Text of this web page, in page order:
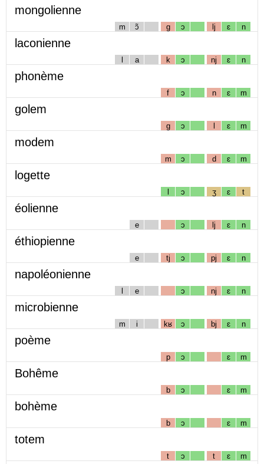
mongolienne
m ɔ̃ g ɔ lj ɛ n
laconienne
l a k ɔ nj ɛ n
phonème
f ɔ n ɛ m
golem
g ɔ l ɛ m
modem
m ɔ d ɛ m
logette
l ɔ ʒ ɛ t
éolienne
e ɔ lj ɛ n
éthiopienne
e tj ɔ pj ɛ n
napoléonienne
l e ɔ nj ɛ n
microbienne
m i kʁ ɔ bj ɛ n
poème
p ɔ ɛ m
Bohême
b ɔ ɛ m
bohème
b ɔ ɛ m
totem
t ɔ t ɛ m